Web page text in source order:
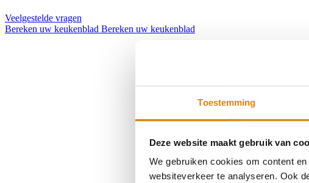
Toestemming
Deze website maakt gebruik van
We gebruiken cookies om content
websiteverkeer te analyseren. Ook
Veelgestelde vragen
Bereken uw keukenblad Bereken uw keukenblad